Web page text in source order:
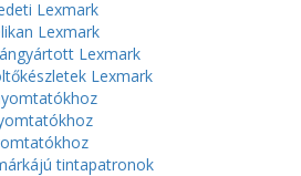
Lexmark
Lexmark
Lexmark
Lexmark
tintapatronok